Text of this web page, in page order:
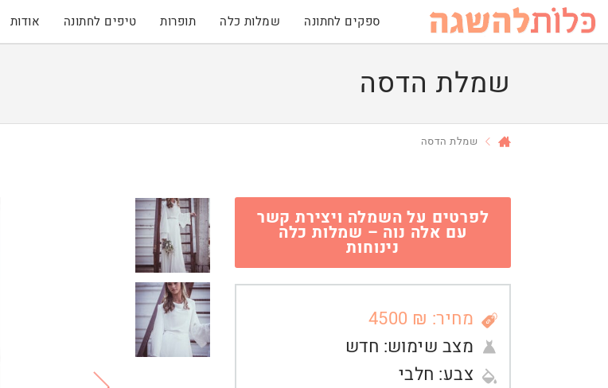
ספקים לחתונה שמלות כלה תופרות טיפים לחתונה אודות
שמלת הדסה
שמלת הדסה
לפרטים על השמלה ויצירת קשר
עם אלה נוה – שמלות כלה
נינוחות
מחיר: ₪ 4500
מצב שימוש: חדש
צבע: חלבי